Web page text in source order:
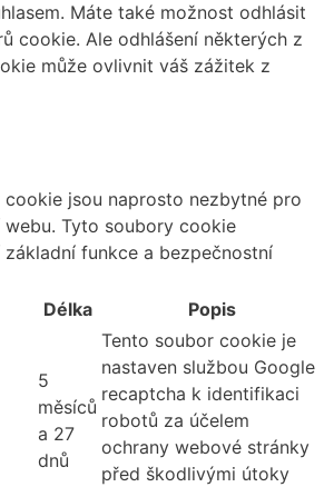
Máte také možnost odhlásit
cookie. Ale odhlášení některých z
může ovlivnit váš zážitek z
jsou naprosto nezbytné pro
webu. Tyto soubory cookie
funkce a bezpečnostní
Délka Popis
5
měsíců
a 27
dnů
Tento soubor cookie je
nastaven službou Google
recaptcha k identifikaci
robotů za účelem
ochrany webové stránky
před škodlivými útoky